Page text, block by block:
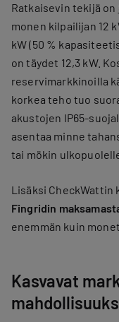
Ratkaisevin tekijä on
monen kilpailijan 12
kW (50 %
on täydet 12,3 kW.
reservimarkkinoilla
korkea teho tuo
akustojen IP65-
asentaa minne
tai mökin
Lisäksi
Fingridin
enemmän kuin
Kasvavat